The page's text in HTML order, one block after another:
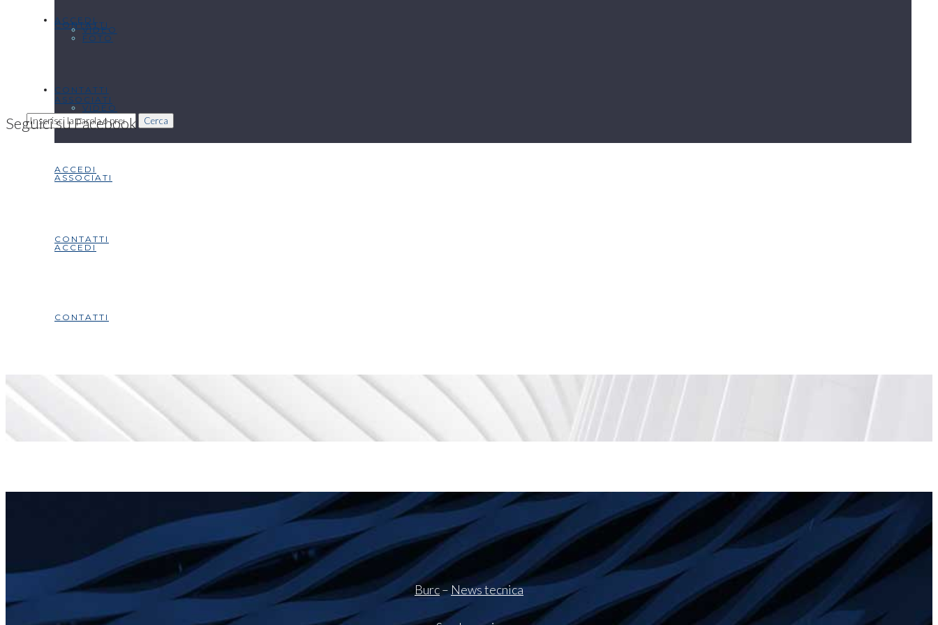
ACCEDI
CONTATTI
CONTATTI
Cerca
VIDEO
ASSOCIATI
ACCEDI
CONTATTI
FOTO
VIDEO
ASSOCIATI
ACCEDI
CONTATTI
Seguici su Facebook
Burc–News tecnica